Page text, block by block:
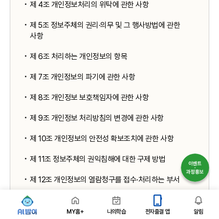
제 4조 개인정보처리의 위탁에 관한 사항
제 5조 정보주체의 권리·의무 및 그 행사방법에 관한
사항
제 6조 처리하는 개인정보의 항목
제 7조 개인정보의 파기에 관한 사항
제 8조 개인정보 보호책임자에 관한 사항
제 9조 개인정보 처리방침의 변경에 관한 사항
제 10조 개인정보의 안전성 확보조치에 관한 사항
제 11조 정보주체의 권익침해에 대한 구제 방법
제 12조 개인정보의 열람청구를 접수·처리하는 부서
MY홈+ 나의학습 전자출결 앱 알림